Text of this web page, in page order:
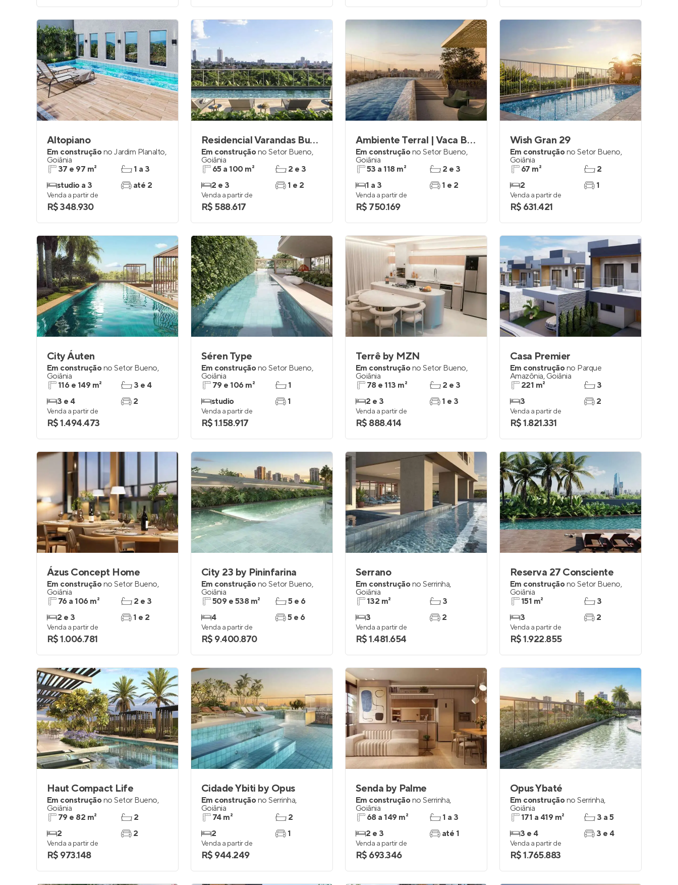
Altopiano
Em construçãono Jardim Planalto,
Goiânia
37 e 97 m²
studio a 3
1 a 3
até 2
Venda a partir de
R$ 348.930
Residencial Varandas Bueno
Em construçãono Setor Bueno,
Goiânia
65 a 100 m²
2 e 3
2 e 3
1 e 2
Venda a partir de
R$ 588.617
Ambiente Terral | Vaca Brava
Em construçãono Setor Bueno,
Goiânia
53 a 118 m²
1 a 3
2 e 3
1 e 2
Venda a partir de
R$ 750.169
Wish Gran 29
Em construçãono Setor Bueno,
Goiânia
67 m²
2
2
1
Venda a partir de
R$ 631.421
City Áuten
Em construçãono Setor Bueno,
Goiânia
116 e 149 m²
3 e 4
3 e 4
2
Venda a partir de
R$ 1.494.473
Séren Type
Em construçãono Setor Bueno,
Goiânia
79 e 106 m²
studio
1
1
Venda a partir de
R$ 1.158.917
Terrê by MZN
Em construçãono Setor Bueno,
Goiânia
78 e 113 m²
2 e 3
2 e 3
1 e 3
Venda a partir de
R$ 888.414
Casa Premier
Em construçãono Parque
Amazônia, Goiânia
221 m²
3
3
2
Venda a partir de
R$ 1.821.331
Ázus Concept Home
Em construçãono Setor Bueno,
Goiânia
76 a 106 m²
2 e 3
2 e 3
1 e 2
Venda a partir de
R$ 1.006.781
City 23 by Pininfarina
Em construçãono Setor Bueno,
Goiânia
509 e 538 m²
4
5 e 6
5 e 6
Venda a partir de
R$ 9.400.870
Serrano
Em construçãono Serrinha,
Goiânia
132 m²
3
3
2
Venda a partir de
R$ 1.481.654
Reserva 27 Consciente
Em construçãono Setor Bueno,
Goiânia
151 m²
3
3
2
Venda a partir de
R$ 1.922.855
Haut Compact Life
Em construçãono Setor Bueno,
Goiânia
79 e 82 m²
2
2
2
Venda a partir de
R$ 973.148
Cidade Ybiti by Opus
Em construçãono Serrinha,
Goiânia
74 m²
2
2
1
Venda a partir de
R$ 944.249
Senda by Palme
Em construçãono Serrinha,
Goiânia
68 a 149 m²
2 e 3
1 a 3
até 1
Venda a partir de
R$ 693.346
Opus Ybaté
Em construçãono Serrinha,
Goiânia
171 a 419 m²
3 e 4
3 a 5
3 e 4
Venda a partir de
R$ 1.765.883